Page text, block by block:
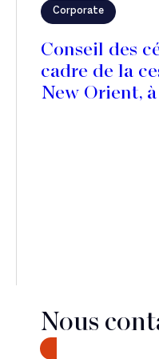
Corporate
Conseil des
cadre de la
New Orient,
Nous